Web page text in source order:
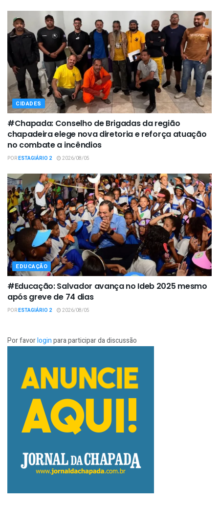
CIDADES
#Chapada: Conselho de Brigadas da região
chapadeira elege nova diretoria e reforça atuação
no combate a incêndios
PORESTAGIÁRIO 2 2026/08/05
EDUCAÇÃO
#Educação: Salvador avança no Ideb 2025 mesmo
após greve de 74 dias
PORESTAGIÁRIO 2 2026/08/05
Por favorloginpara participar da discussão